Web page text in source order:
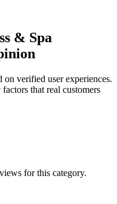
& Spa
verified user experiences.
that real customers
for this category.